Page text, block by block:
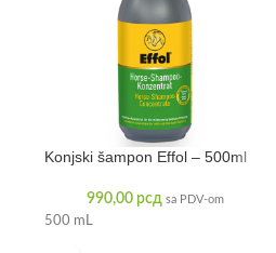
Konjski šampon Effol – 500ml
990,00 рсд sa PDV-om
500 mL